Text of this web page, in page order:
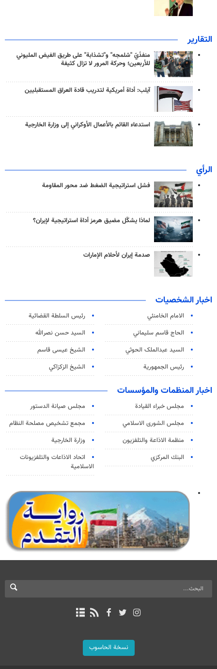
التقارير
منفذَيّ "شلمجه" و"تشذابة" على طريق الفيض المليوني
للأربعين؛ وحركة المرور لا تزال كثيفة
آيلب: أداة أمريكية لتدريب قادة العراق المستقبليين
استدعاء القائم بالأعمال الأوكراني إلى وزارة الخارجية
الرأي
فشل استراتيجية الضغط ضد محور المقاومة
لماذا يشكّل مضيق هرمز أداة استراتيجية لإيران؟
صدمة إيران لأحلام الإمارات
اخبار الشخصيات
الامام الخامنئي
رئیس السلطة القضائیة
الحاج قاسم سليماني
السيد حسن نصرالله
السید عبدالملک الحوثي
الشيخ عيسى قاسم
رئيس الجمهورية
الشيخ الزكزاكي
اخبار المنظمات والمؤسسات
مجلس خبراء القيادة
مجلس صيانة الدستور
مجلس الشورى الاسلامي
مجمع تشخيص مصلحة النظام
منظمة الاذاعة والتلفزیون
وزارة الخارجية
البنك المركزي
اتحاد الاذاعات والتلفزيونات
الاسلامية
نسخة الحاسوب